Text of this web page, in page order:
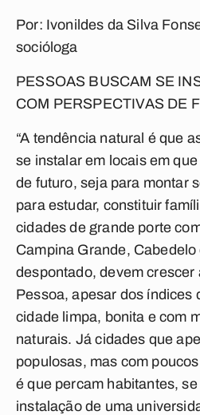
Por: Ivonildes da Silva
socióloga
PESSOAS BUSCAM SE
COM PERSPECTIVAS DE
“A tendência natural é que
se instalar em locais em
de futuro, seja para montar
para estudar, constituir
cidades de grande porte
Campina Grande,
despontado, devem crescer
Pessoa, apesar dos índices
cidade limpa, bonita e com
naturais. Já cidades que
populosas, mas com
é que percam habitantes,
instalação de uma